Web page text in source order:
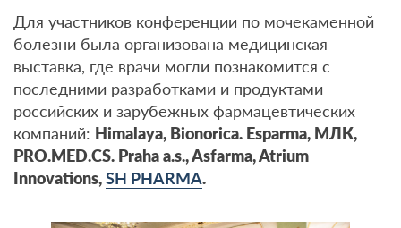
Для участников конференции по мочекаменной
болезни была организована медицинская
выставка, где врачи могли познакомится с
последними разработками и продуктами
российских и зарубежных фармацевтических
компаний: Himalaya, Bionorica. Esparma, МЛК,
PRO.MED.CS. Praha a.s., Asfarma, Atrium
Innovations,SH PHARMA.